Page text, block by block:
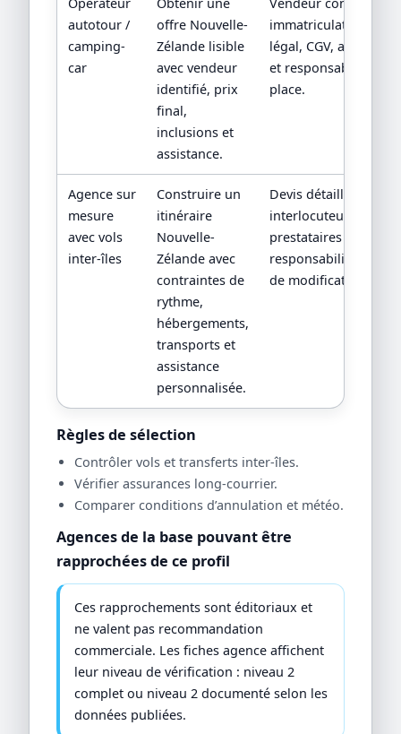
Opérateur
autotour /
camping-
car
Obtenir une
offre Nouvelle-
Zélande lisible
avec vendeur
identifié, prix
final,
inclusions et
assistance.
Vendeur contractuel,
immatriculation/
légal, CGV, assistance
et responsabilité sur
place.
Agence sur
mesure
avec vols
inter-îles
Construire un
itinéraire
Nouvelle-
Zélande avec
contraintes de
rythme,
hébergements,
transports et
assistance
personnalisée.
Devis détaillé,
interlocuteur,
prestataires locaux et
responsabilités en
de modification.
Règles de sélection
Contrôler vols et transferts inter-îles.
Vérifier assurances long-courrier.
Comparer conditions d’annulation et météo.
Agences de la base pouvant être
rapprochées de ce profil
Ces rapprochements sont éditoriaux et
ne valent pas recommandation
commerciale. Les fiches agence affichent
leur niveau de vérification : niveau 2
complet ou niveau 2 documenté selon les
données publiées.